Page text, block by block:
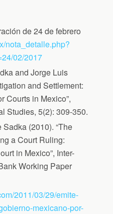
de 24 de febrero
nota_detalle.php?
02/2017
and Jorge Luis
and Settlement:
Courts in Mexico”,
Studies, 5(2): 309-350.
(2010). “The
a Court Ruling:
in Mexico”, Inter-
Working Paper
2011/03/29/emite-
mexicano-por-